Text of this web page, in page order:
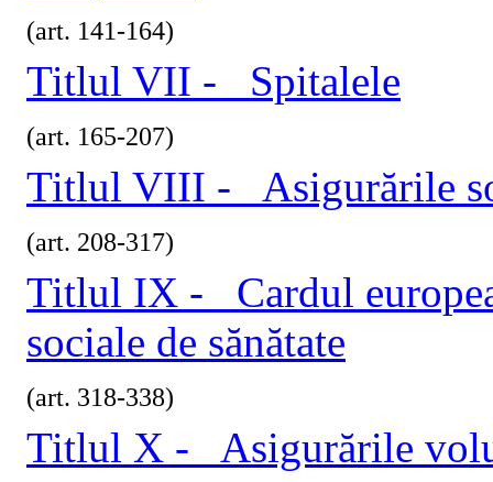
(art. 141-164)
Titlul VII - Spitalele
(art. 165-207)
Titlul VIII - Asigurările
(art. 208-317)
Titlul IX - Cardul
sociale de sănătate
(art. 318-338)
Titlul X - Asigurările